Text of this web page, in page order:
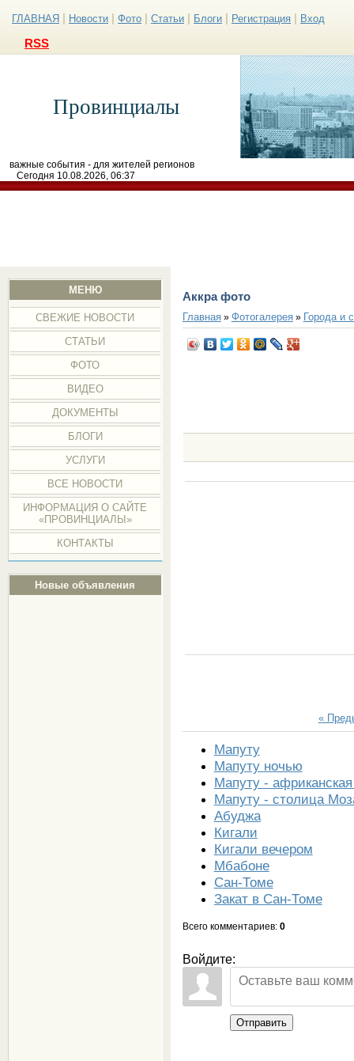
ГЛАВНАЯ Новости Фото Статьи Блоги Регистрация Вход
RSS
Провинциалы
важные события - для жителей регионов
Сегодня 10.08.2026, 06:37
МЕНЮ
СВЕЖИЕ НОВОСТИ
СТАТЬИ
ФОТО
ВИДЕО
ДОКУМЕНТЫ
БЛОГИ
УСЛУГИ
ВСЕ НОВОСТИ
ИНФОРМАЦИЯ О САЙТЕ
«ПРОВИНЦИАЛЫ»
КОНТАКТЫ
Новые объявления
Аккра фото
Главная» Фотогалерея» Города и
«
Мапуту
Мапуту ночью
Мапуту - африканская
Мапуту - столица
Абуджа
Кигали
Кигали вечером
Мбабоне
Сан-Томе
Закат в Сан-Томе
Всего комментариев: 0
Войдите:
Отправить